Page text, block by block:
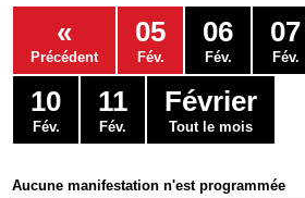
Services
Contacts
«
Précédent
05
Fév.
06
Fév.
07
Fév.
10
Fév.
11
Fév.
Février
Tout le mois
Aucune manifestation n'est programmée